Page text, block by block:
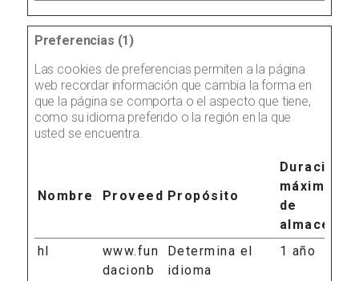
Preferencias (1)
Las cookies de preferencias permiten a la página
web recordar información que cambia la forma en
que la página se comporta o el aspecto que tiene,
como su idioma preferido o la región en la que
usted se encuentra.
Nombre ProveedorPropósito
Duración
máxima
de
hl
www.fun
dacionb
Determina el
idioma
1 año